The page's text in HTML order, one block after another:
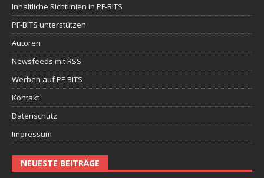
Inhaltliche Richtlinien in PF-BITS
PF-BITS unterstützen
Autoren
Newsfeeds mit RSS
Werben auf PF-BITS
Kontakt
Datenschutz
Impressum
NEUESTE BEITRÄGE